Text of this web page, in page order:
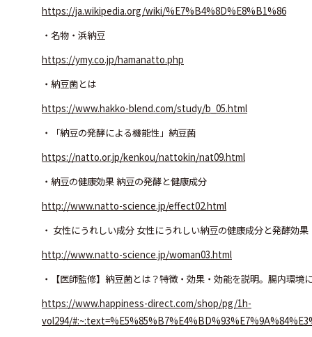
https://ja.wikipedia.org/wiki/%E7%B4%8D%E8%B1%86
・名物・浜納豆
https://ymy.co.jp/hamanatto.php
・納豆菌とは
https://www.hakko-blend.com/study/b_05.html
・「納豆の発酵による機能性」納豆菌
https://natto.or.jp/kenkou/nattokin/nat09.html
・納豆の健康効果 納豆の発酵と健康成分
http://www.natto-science.jp/effect02.html
・ 女性にうれしい成分 女性にうれしい納豆の健康成分と発酵効果
http://www.natto-science.jp/woman03.html
・【医師監修】納豆菌とは？特徴・効果・効能を説明。腸内環境
https://www.happiness-direct.com/shop/pg/1h-
vol294/